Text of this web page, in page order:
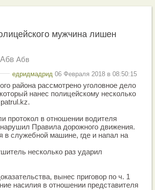
мужчина лишен
Абв Абв
едридмадрид 06 Февраля 2018 в 08:50:15
района рассмотрено уголовное дело
нанес полицейскому несколько
протокол в отношении водителя
Правила дорожного движения.
служебной машине, где и напал на
несколько раз ударил
вынес приговор по ч. 1
насилия в отношении представителя